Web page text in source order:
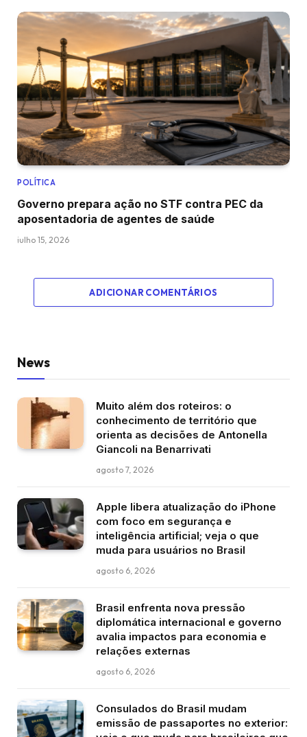
POLÍTICA
Governo prepara ação no STF contra PEC da
aposentadoria de agentes de saúde
julho 15, 2026
ADICIONAR COMENTÁRIOS
News
Muito além dos roteiros: o
conhecimento de território que
orienta as decisões de Antonella
Giancoli na Benarrivati
agosto 7, 2026
Apple libera atualização do iPhone
com foco em segurança e
inteligência artificial; veja o que
muda para usuários no Brasil
agosto 6, 2026
Brasil enfrenta nova pressão
diplomática internacional e governo
avalia impactos para economia e
relações externas
agosto 6, 2026
Consulados do Brasil mudam
emissão de passaportes no exterior: